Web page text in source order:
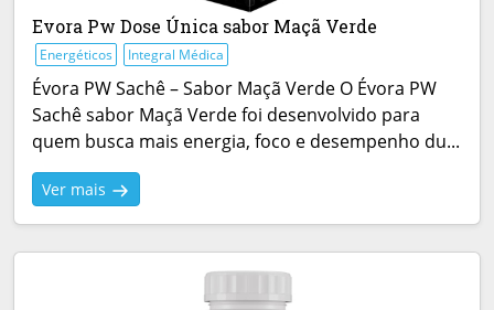
Evora Pw Dose Única sabor Maçã Verde
Energéticos Integral Médica
Évora PW Sachê – Sabor Maçã Verde O Évora PW
Sachê sabor Maçã Verde foi desenvolvido para
quem busca mais energia, foco e desempenho du...
Ver mais